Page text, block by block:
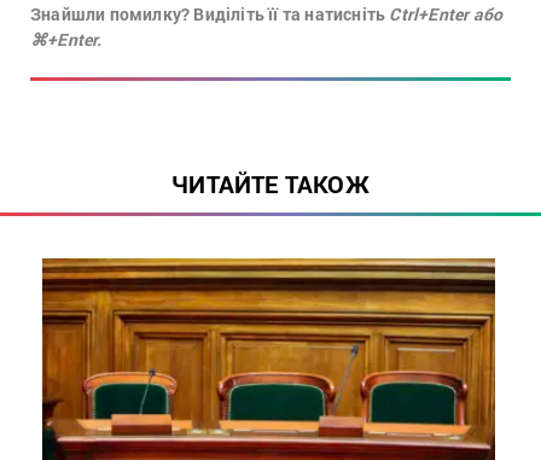
Знайшли помилку? Виділіть її та натисніть Ctrl+Enter або
⌘+Enter.
ЧИТАЙТЕ ТАКОЖ